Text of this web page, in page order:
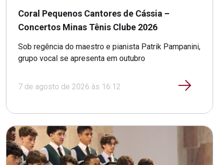
Coral Pequenos Cantores de Cássia –
Concertos Minas Tênis Clube 2026
Sob regência do maestro e pianista Patrik Pampanini,
grupo vocal se apresenta em outubro
7 de agosto de 2026 às 16:12